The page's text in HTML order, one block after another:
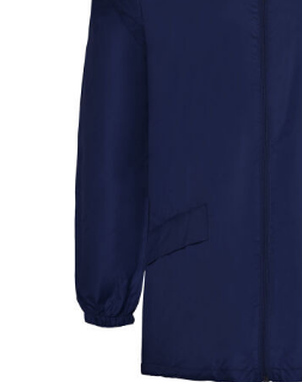
Verjaardagen
Voetbal, EK en WK
Voor de bouw
Zomergeschenken
Zomerpakketten